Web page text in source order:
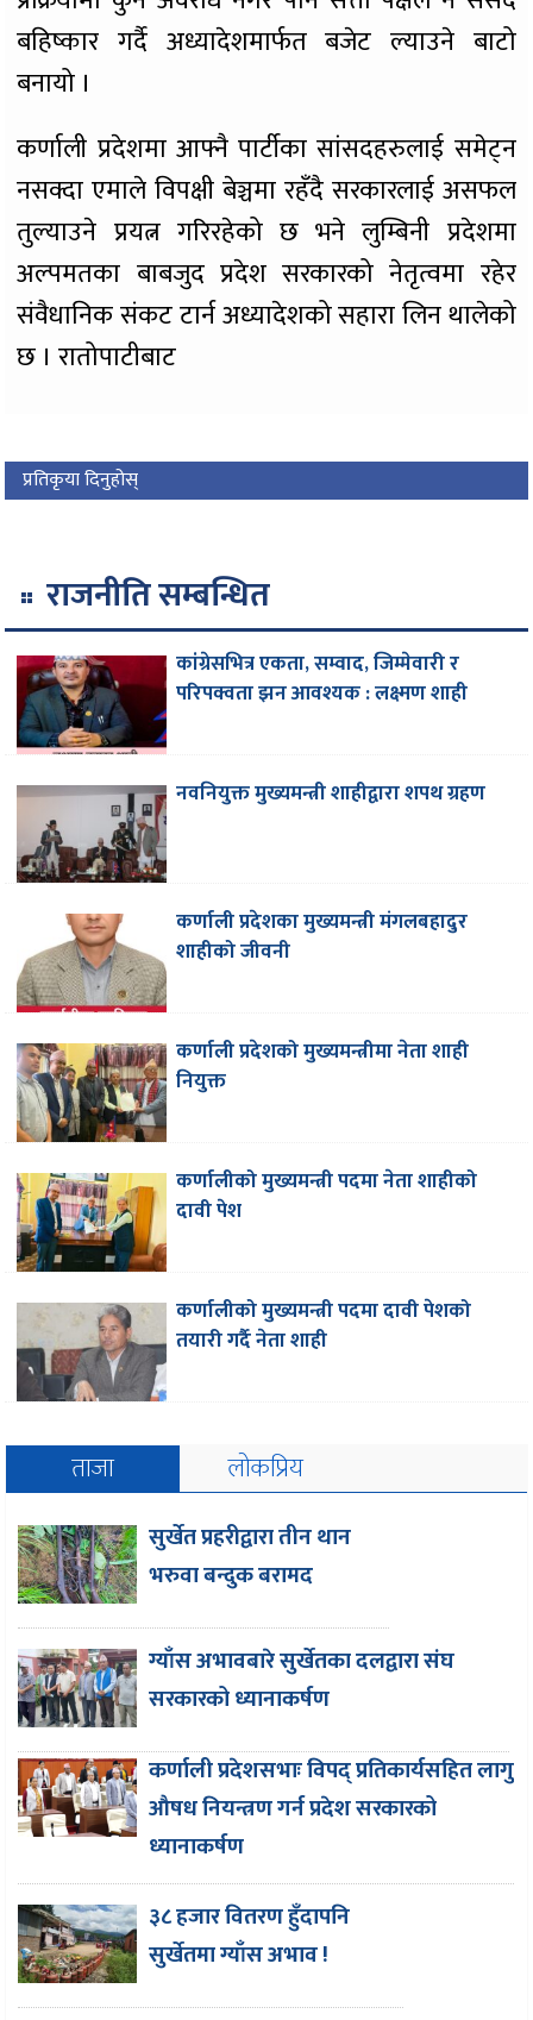
बहिष्कार गर्दै अध्यादेशमार्फत बजेट ल्याउने बाटो
बनायो ।
कर्णाली प्रदेशमा आफ्नै पार्टीका सांसदहरुलाई समेट्न
नसक्दा एमाले विपक्षी बेञ्चमा रहँदै सरकारलाई असफल
तुल्याउने प्रयत्न गरिरहेको छ भने लुम्बिनी प्रदेशमा
अल्पमतका बाबजुद प्रदेश सरकारको नेतृत्वमा रहेर
संवैधानिक संकट टार्न अध्यादेशको सहारा लिन थालेको
छ । रातोपाटीबाट
प्रतिकृया दिनुहोस्
राजनीति सम्बन्धित
कांग्रेसभित्र एकता, सम्वाद, जिम्मेवारी र
परिपक्वता झन आवश्यक : लक्ष्मण शाही
नवनियुक्त मुख्यमन्त्री शाहीद्वारा शपथ ग्रहण
कर्णाली प्रदेशका मुख्यमन्त्री मंगलबहादुर
शाहीको जीवनी
कर्णाली प्रदेशको मुख्यमन्त्रीमा नेता शाही
नियुक्त
कर्णालीको मुख्यमन्त्री पदमा नेता शाहीको
दावी पेश
कर्णालीको मुख्यमन्त्री पदमा दावी पेशको
तयारी गर्दै नेता शाही
ताजा लोकप्रिय
सुर्खेत प्रहरीद्वारा तीन थान
भरुवा बन्दुक बरामद
ग्याँस अभावबारे सुर्खेतका दलद्वारा संघ
सरकारको ध्यानाकर्षण
कर्णाली प्रदेशसभाः विपद् प्रतिकार्यसहित लागु
औषध नियन्त्रण गर्न प्रदेश सरकारको
ध्यानाकर्षण
३८ हजार वितरण हुँदापनि
सुर्खेतमा ग्याँस अभाव !